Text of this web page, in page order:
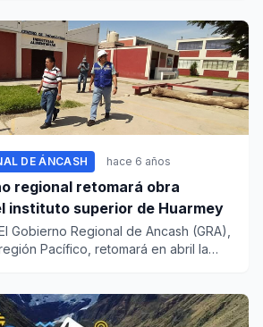
DE ÁNCASH hace 6 años
regional retomará obra
instituto superior de Huarmey
Gobierno Regional de Ancash (GRA),
Pacífico, retomará en abril la